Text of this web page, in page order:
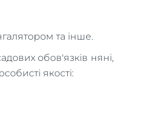
та інше.
обов'язків няні,
якості: